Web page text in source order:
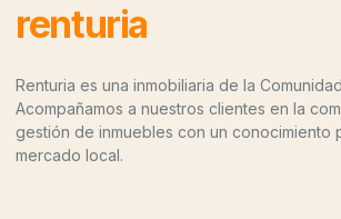
renturia
Renturia es una inmobiliaria de la
Acompañamos a nuestros clientes en la
gestión de inmuebles con un conocimiento
mercado local.